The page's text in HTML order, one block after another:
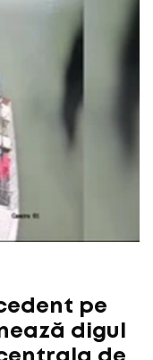
pe
digul